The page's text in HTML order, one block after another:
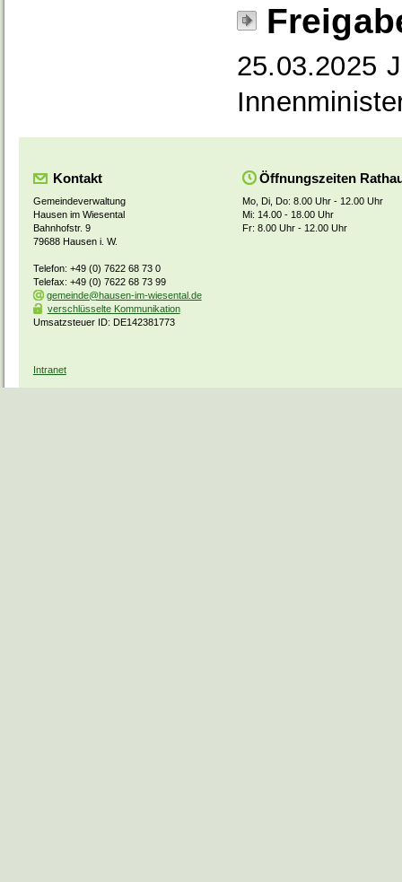
25.03.2025
Kontakt
Gemeindeverwaltung
Hausen im Wiesental
Bahnhofstr. 9
79688 Hausen i. W.
Telefon: +49 (0) 7622 68 73 0
Telefax: +49 (0) 7622 68 73 99
gemeinde@hausen-im-wiesental.de
verschlüsselte Kommunikation
Umsatzsteuer ID: DE142381773
Öffnungszeiten
Mo, Di, Do: 8.00 Uhr - 12.00 Uhr
Mi: 14.00 - 18.00 Uhr
Fr: 8.00 Uhr - 12.00 Uhr
Intranet